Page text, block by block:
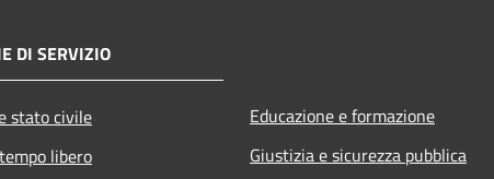
DI SERVIZIO
stato civile
libero
Educazione e formazione
Giustizia e sicurezza pubblica